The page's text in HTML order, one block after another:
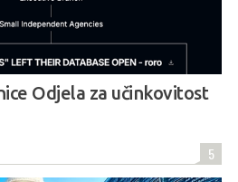
Odjela za učinkovitost
5